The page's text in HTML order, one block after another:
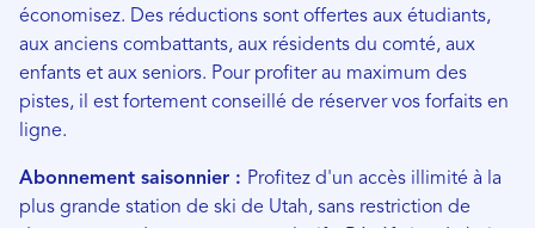
économisez. Des réductions sont offertes aux étudiants,
aux anciens combattants, aux résidents du comté, aux
enfants et aux seniors. Pour profiter au maximum des
pistes, il est fortement conseillé de réserver vos forfaits en
ligne.
Abonnement saisonnier : Profitez d'un accès illimité à la
plus grande station de ski de Utah, sans restriction de